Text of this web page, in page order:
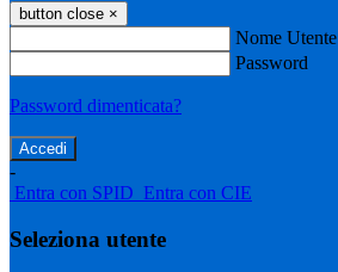
button close ×
Nome Utente
Password
Password dimenticata?
-
Entra con SPID Entra con CIE
Seleziona utente